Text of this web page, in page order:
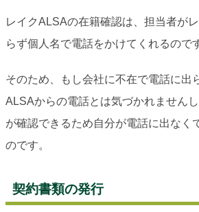
レイクALSAの在籍確認は、担当者が
らず個人名で電話をかけてくれるので
そのため、もし会社に不在で電話に出
ALSAからの電話とは気づかれません
が確認できるため自分が電話に出なく
のです。
契約書類の発行